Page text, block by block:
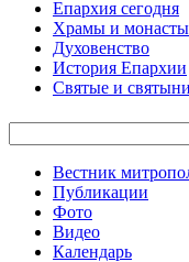
Епархия сегодня
Храмы и
Духовенство
История Епархии
Святые и святыни
Вестник
Публикации
Фото
Видео
Календарь